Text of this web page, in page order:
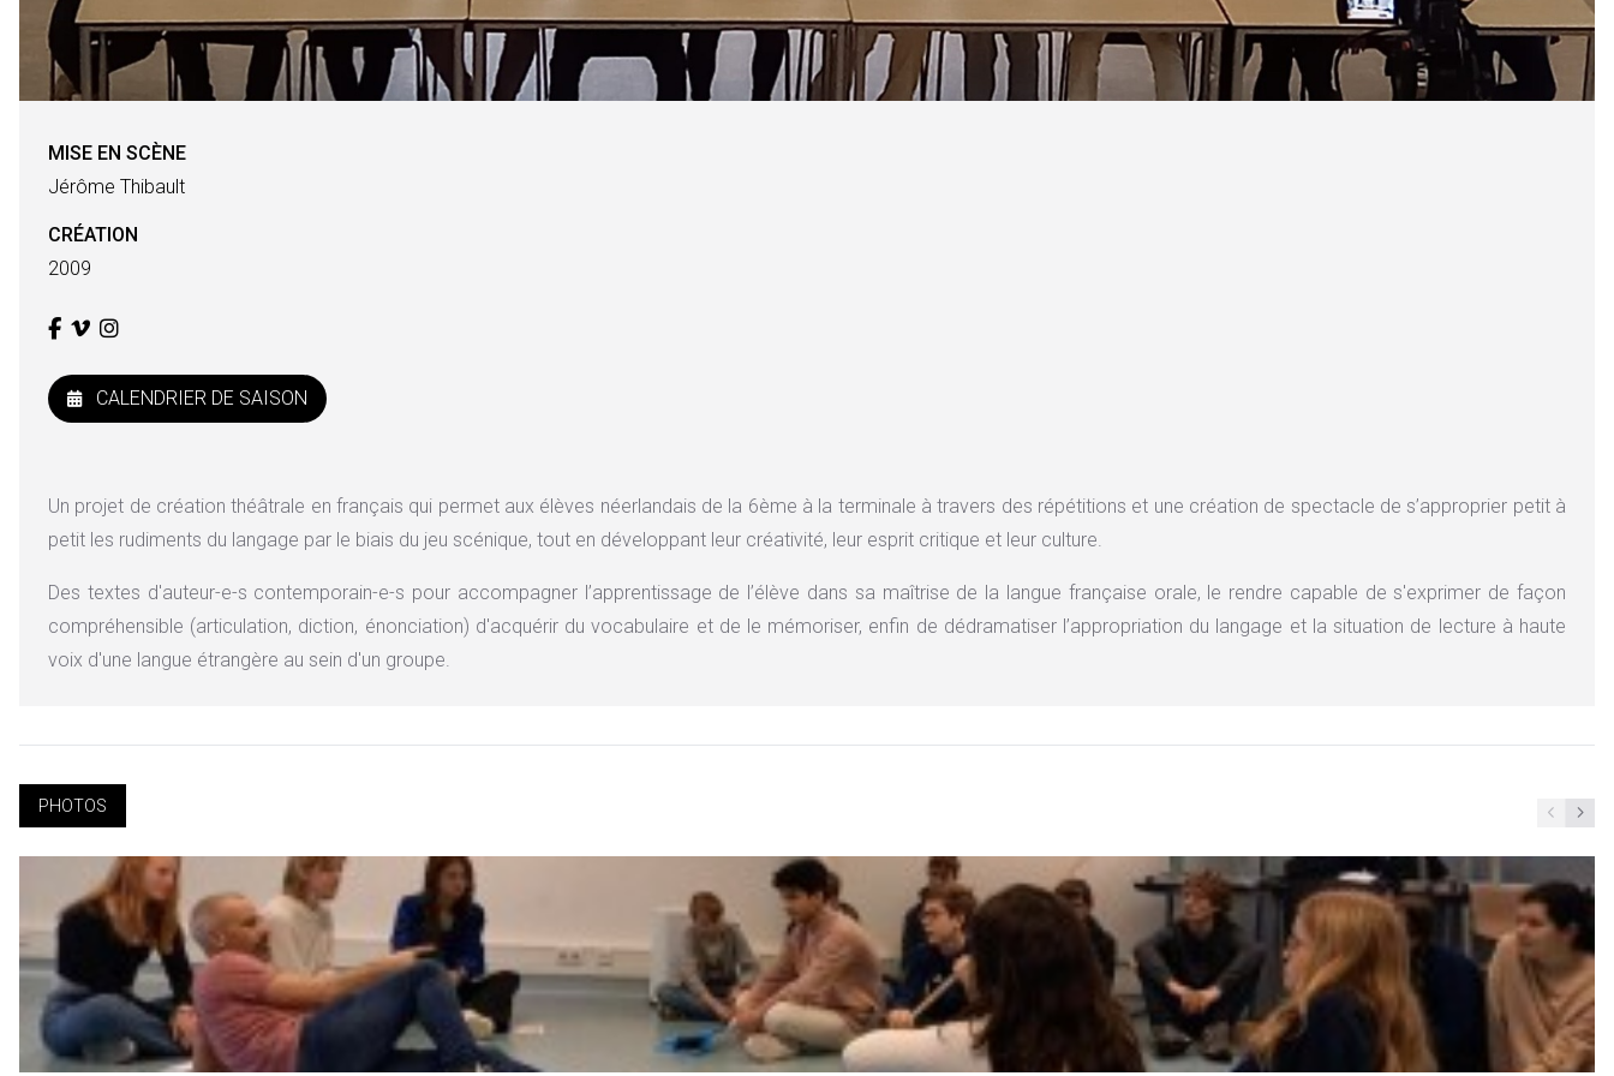
MISE EN SCÈNE
Jérôme Thibault
CRÉATION
2009
CALENDRIER DE SAISON
Un projet de création théâtrale en français qui permet aux élèves néerlandais de la 6ème à la terminale à travers des répétitions et une création de spectacle de s’approprier petit à
petit les rudiments du langage par le biais du jeu scénique, tout en développant leur créativité, leur esprit critique et leur culture.
Des textes d'auteur-e-s contemporain-e-s pour accompagner l’apprentissage de l’élève dans sa maîtrise de la langue française orale, le rendre capable de s'exprimer de façon
compréhensible (articulation, diction, énonciation) d'acquérir du vocabulaire et de le mémoriser, enfin de dédramatiser l’appropriation du langage et la situation de lecture à haute
voix d'une langue étrangère au sein d'un groupe.
PHOTOS